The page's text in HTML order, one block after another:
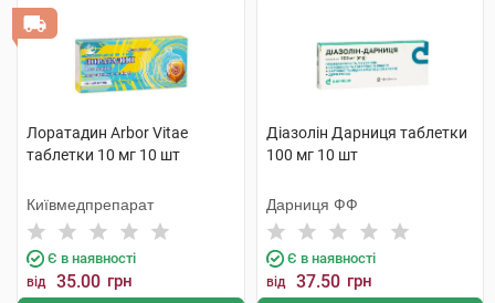
Лоратадин Arbor Vitae
таблетки 10 мг 10 шт
Київмедпрепарат
Є в наявності
від 35.00 грн
Діазолін Дарниця таблетки
100 мг 10 шт
Дарниця ФФ
Є в наявності
від 37.50 грн